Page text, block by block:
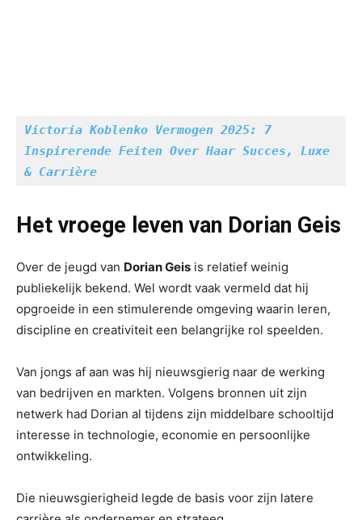
Victoria Koblenko Vermogen 2025: 7
Inspirerende Feiten Over Haar Succes, Luxe
& Carrière
Het vroege leven van Dorian Geis
Over de jeugd van Dorian Geis is relatief weinig
publiekelijk bekend. Wel wordt vaak vermeld dat hij
opgroeide in een stimulerende omgeving waarin leren,
discipline en creativiteit een belangrijke rol speelden.
Van jongs af aan was hij nieuwsgierig naar de werking
van bedrijven en markten. Volgens bronnen uit zijn
netwerk had Dorian al tijdens zijn middelbare schooltijd
interesse in technologie, economie en persoonlijke
ontwikkeling.
Die nieuwsgierigheid legde de basis voor zijn latere